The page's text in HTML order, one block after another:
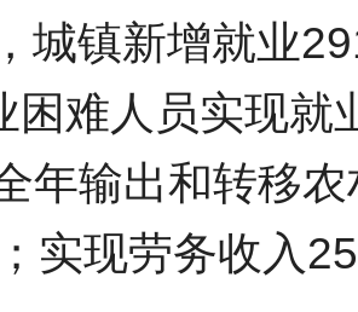
城镇新增就业
困难人员实现
年输出和转移
实现劳务收入